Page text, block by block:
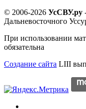
© 2006-2026 УсСВУ.ру
Дальневосточного
При использовании
обязательна
Создание сайта LIII